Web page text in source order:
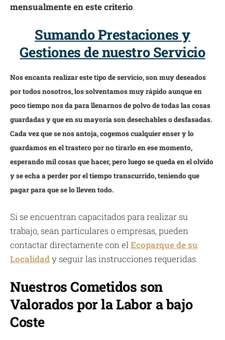
mensualmente en este criterio.
Sumando Prestaciones y
Gestiones de nuestro Servicio
Nos encanta realizar este tipo de servicio, son muy deseados
por todos nosotros, los solventamos muy rápido aunque en
poco tiempo nos da para llenarnos de polvo de todas las cosas
guardadas y que en su mayoría son desechables o desfasadas.
Cada vez que se nos antoja, cogemos cualquier enser y lo
guardamos en el trastero por no tirarlo en ese momento,
esperando mil cosas que hacer, pero luego se queda en el olvido
y se echa a perder por el tiempo transcurrido, teniendo que
pagar para que se lo lleven todo.
Si se encuentran capacitados para realizar su
trabajo, sean particulares o empresas, pueden
contactar directamente con elEcoparque de su
Localidady seguir las instrucciones requeridas.
Nuestros Cometidos son
Valorados por la Labor a bajo
Coste